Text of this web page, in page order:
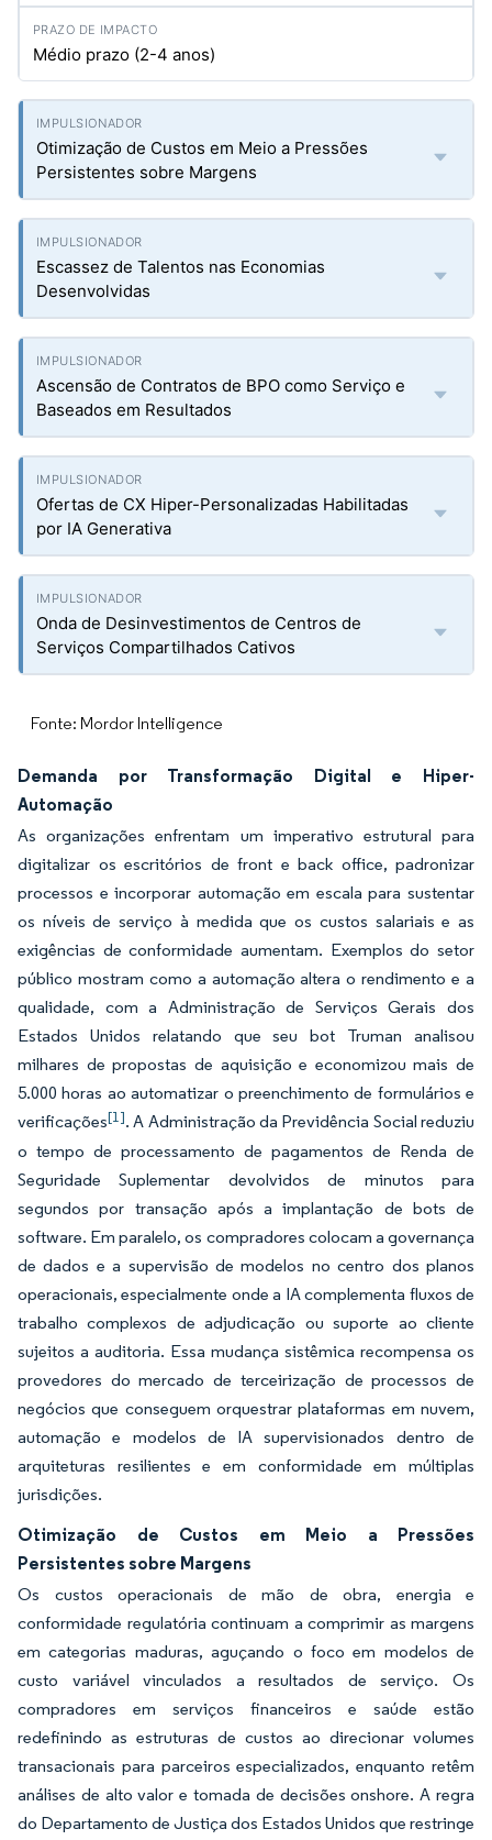
Médio prazo (2-4 anos)
Otimização de Custos em Meio a Pressões
Persistentes sobre Margens
Escassez de Talentos nas Economias
Desenvolvidas
Ascensão de Contratos de BPO como Serviço e
Baseados em Resultados
Ofertas de CX Hiper-Personalizadas Habilitadas
por IA Generativa
Onda de Desinvestimentos de Centros de
Serviços Compartilhados Cativos
Fonte: Mordor Intelligence
Demanda por Transformação Digital e Hiper-
Automação
As organizações enfrentam um imperativo estrutural para
digitalizar os escritórios de front e back office, padronizar
processos e incorporar automação em escala para sustentar
os níveis de serviço à medida que os custos salariais e as
exigências de conformidade aumentam. Exemplos do setor
público mostram como a automação altera o rendimento e a
qualidade, com a Administração de Serviços Gerais dos
Estados Unidos relatando que seu bot Truman analisou
milhares de propostas de aquisição e economizou mais de
5.000 horas ao automatizar o preenchimento de formulários e
verificações[1]. A Administração da Previdência Social reduziu
o tempo de processamento de pagamentos de Renda de
Seguridade Suplementar devolvidos de minutos para
segundos por transação após a implantação de bots de
software. Em paralelo, os compradores colocam a governança
de dados e a supervisão de modelos no centro dos planos
operacionais, especialmente onde a IA complementa fluxos de
trabalho complexos de adjudicação ou suporte ao cliente
sujeitos a auditoria. Essa mudança sistêmica recompensa os
provedores do mercado de terceirização de processos de
negócios que conseguem orquestrar plataformas em nuvem,
automação e modelos de IA supervisionados dentro de
arquiteturas resilientes e em conformidade em múltiplas
jurisdições.
Otimização de Custos em Meio a Pressões
Persistentes sobre Margens
Os custos operacionais de mão de obra, energia e
conformidade regulatória continuam a comprimir as margens
em categorias maduras, aguçando o foco em modelos de
custo variável vinculados a resultados de serviço. Os
compradores em serviços financeiros e saúde estão
redefinindo as estruturas de custos ao direcionar volumes
transacionais para parceiros especializados, enquanto retêm
análises de alto valor e tomada de decisões onshore. A regra
do Departamento de Justiça dos Estados Unidos que restringe